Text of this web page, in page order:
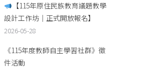
【115年原住民族教育議題教學
設計工作坊｜正式開放報名】
2026-05-28
《115年度教師自主學習社群》徵
件活動